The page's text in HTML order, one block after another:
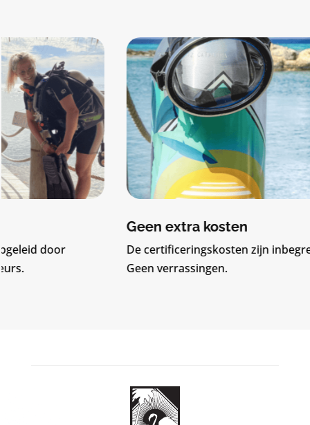
Geen extra kosten
De certificeringskosten zijn inbegrepen in de prijs.
Geen verrassingen.